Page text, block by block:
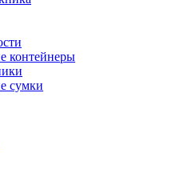
контейнеры
сумки